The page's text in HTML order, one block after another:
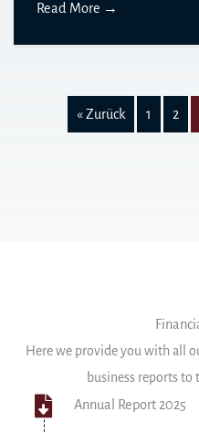
Read More →
« Zurück 1 2
Here we provide you with all
business reports to
Annual Report 2025